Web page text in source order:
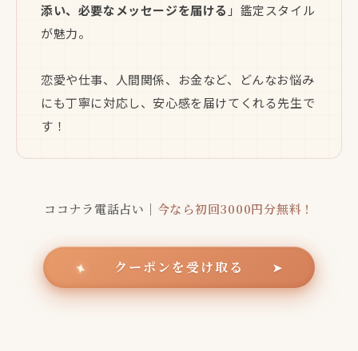
添い、必要なメッセージを届ける 」鑑定スタイル
が魅力。
恋愛や仕事、人間関係、お金など、どんなお悩み
にも丁寧に対応し、安心感を届けてくれる先生で
す！
ココナラ電話占い｜ 今なら初回3000円分無料！
✦ クーポンを受け取る ➤